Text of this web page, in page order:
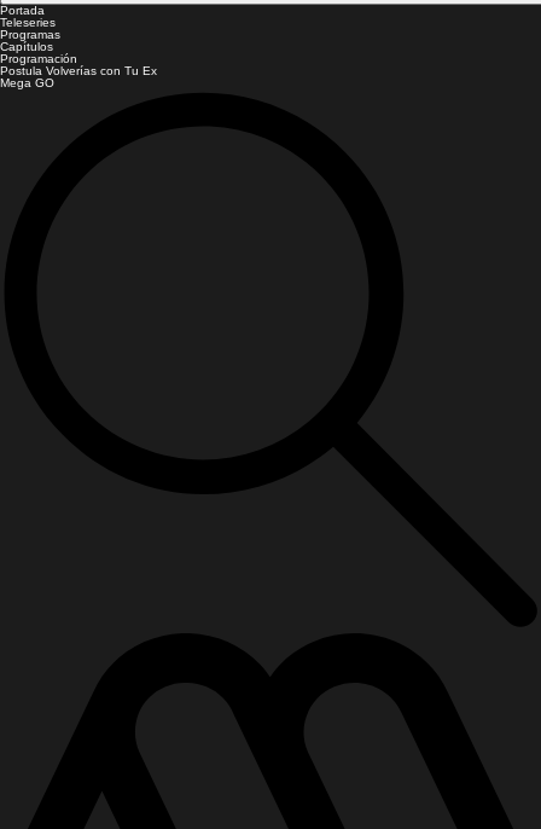
Portada
Teleseries
Programas
Capítulos
Programación
Postula Volverías con Tu Ex
Mega GO